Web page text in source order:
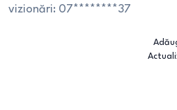
vizionări: 07********37